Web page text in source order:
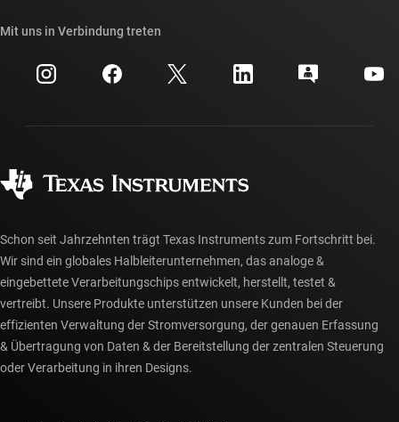
Veranstaltungen
Investorenbeziehungen
Querverweis-Suche
Kundensupportzentrum
myTI-Konto FAQs
Häufig gestellte Fragen zu Bestellungen
Mit uns in Verbindung treten
Schon seit Jahrzehnten trägt Texas Instruments zum Fortschritt bei.
Wir sind ein globales Halbleiterunternehmen, das analoge &
eingebettete Verarbeitungschips entwickelt, herstellt, testet &
vertreibt. Unsere Produkte unterstützen unsere Kunden bei der
effizienten Verwaltung der Stromversorgung, der genauen Erfassung
& Übertragung von Daten & der Bereitstellung der zentralen Steuerung
oder Verarbeitung in ihren Designs.